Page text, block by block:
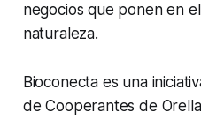
negocios que ponen en
naturaleza.
Bioconecta es una
de Cooperantes de